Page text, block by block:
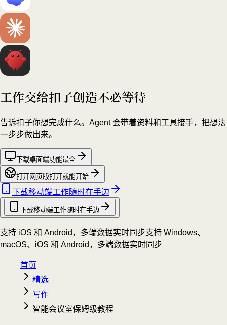
工作交给扣子创造不必等待
告诉扣子你想完成什么。Agent 会带着资料和工具接手，把想法
一步步做出来。
下载桌面端功能最全
打开网页版打开就能开始
下载移动端工作随时在手边
下载移动端工作随时在手边
支持 iOS 和 Android，多端数据实时同步支持 Windows、
macOS、iOS 和 Android，多端数据实时同步
首页
精选
写作
智能会议室保姆级教程